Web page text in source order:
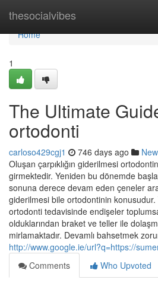
thesocialvibes
Home
Home
1
The Ultimate
ortodonti
carloso429cgj1 746 days ago
Oluşan çarpıklığın giderilmesi
girmektedir. Yeniden bu dönemde
sonuna derece devam eden çeneler
giderilmesi bile ortodontinin
ortodonti tedavisinde endişeler
olduklarından braket ve teller ile
mirlamaktadır. Devamlı bahsetmek
http://www.google.ie/url?q=https://
Comments
Who Upvoted